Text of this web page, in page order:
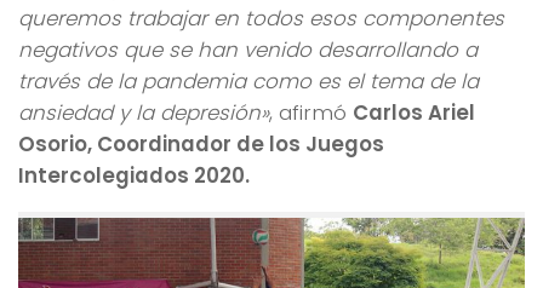
queremos trabajar en todos esos componentes
negativos que se han venido desarrollando a
través de la pandemia como es el tema de la
ansiedad y la depresión», afirmó Carlos Ariel
Osorio, Coordinador de los Juegos
Intercolegiados 2020.